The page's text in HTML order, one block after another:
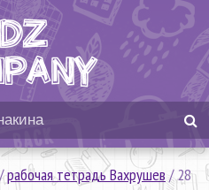
/рабочая тетрадь Вахрушев /28